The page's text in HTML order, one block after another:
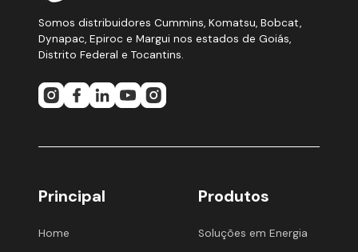
Somos distribuidores Cummins, Komatsu, Bobcat,
Dynapac, Epiroc e Margui nos estados de Goiás,
Distrito Federal e Tocantins.
Principal
Home
Produtos
Soluções em Energia